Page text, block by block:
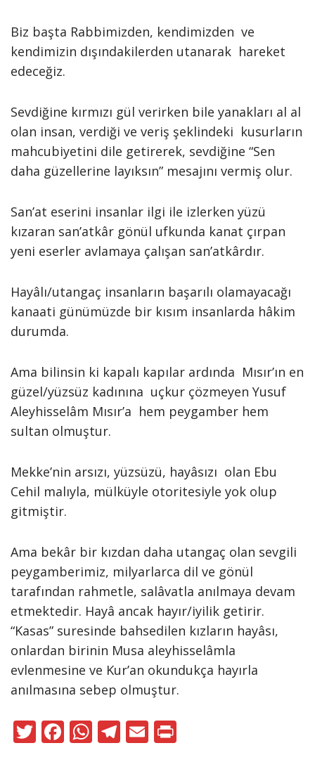
Biz başta Rabbimizden, kendimizden ve
kendimizin dışındakilerden utanarak hareket
edeceğiz.
Sevdiğine kırmızı gül verirken bile yanakları al al
olan insan, verdiği ve veriş şeklindeki kusurların
mahcubiyetini dile getirerek, sevdiğine “Sen
daha güzellerine layıksın” mesajını vermiş olur.
San’at eserini insanlar ilgi ile izlerken yüzü
kızaran san’atkâr gönül ufkunda kanat çırpan
yeni eserler avlamaya çalışan san’atkârdır.
Hayâlı/utangaç insanların başarılı olamayacağı
kanaati günümüzde bir kısım insanlarda hâkim
durumda.
Ama bilinsin ki kapalı kapılar ardında Mısır’ın en
güzel/yüzsüz kadınına uçkur çözmeyen Yusuf
Aleyhisselâm Mısır’a hem peygamber hem
sultan olmuştur.
Mekke’nin arsızı, yüzsüzü, hayâsızı olan Ebu
Cehil malıyla, mülküyle otoritesiyle yok olup
gitmiştir.
Ama bekâr bir kızdan daha utangaç olan sevgili
peygamberimiz, milyarlarca dil ve gönül
tarafından rahmetle, salâvatla anılmaya devam
etmektedir. Hayâ ancak hayır/iyilik getirir.
“Kasas” suresinde bahsedilen kızların hayâsı,
onlardan birinin Musa aleyhisselâmla
evlenmesine ve Kur’an okundukça hayırla
anılmasına sebep olmuştur.
T F W T E